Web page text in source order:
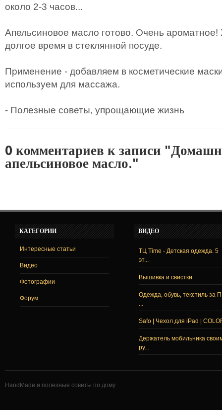
около 2-3 часов...
Апельсиновое масло готово. Очень
долгое время в стеклянной посуде.
Применение - добавляем в косметические
используем для массажа.
- Полезные советы, упрощающие жизнь
0 комментариев к записи
апельсиновое масло."
КАТЕГОРИИ
Интересные статьи
Видео
Фотографии
Форум
ВИДЕО
ТЦ Time - Детская одежда. 5
эт...
Вышивка и свистки
Одежда, обувь, текстиль за
...
Safo | Чехол для iPad |
Держатель мобильника
ру...
HandMade и полезные советы по дому